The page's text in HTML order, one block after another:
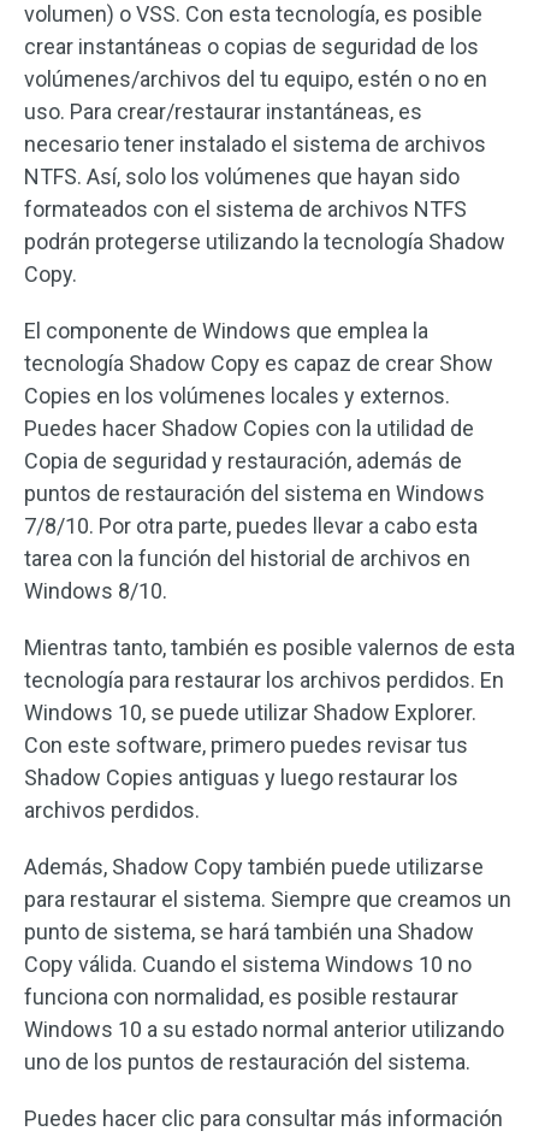
volumen) o VSS. Con esta tecnología, es posible
crear instantáneas o copias de seguridad de los
volúmenes/archivos del tu equipo, estén o no en
uso. Para crear/restaurar instantáneas, es
necesario tener instalado el sistema de archivos
NTFS. Así, solo los volúmenes que hayan sido
formateados con el sistema de archivos NTFS
podrán protegerse utilizando la tecnología Shadow
Copy.
El componente de Windows que emplea la
tecnología Shadow Copy es capaz de crear Show
Copies en los volúmenes locales y externos.
Puedes hacer Shadow Copies con la utilidad de
Copia de seguridad y restauración, además de
puntos de restauración del sistema en Windows
7/8/10. Por otra parte, puedes llevar a cabo esta
tarea con la función del historial de archivos en
Windows 8/10.
Mientras tanto, también es posible valernos de esta
tecnología para restaurar los archivos perdidos. En
Windows 10, se puede utilizar Shadow Explorer.
Con este software, primero puedes revisar tus
Shadow Copies antiguas y luego restaurar los
archivos perdidos.
Además, Shadow Copy también puede utilizarse
para restaurar el sistema. Siempre que creamos un
punto de sistema, se hará también una Shadow
Copy válida. Cuando el sistema Windows 10 no
funciona con normalidad, es posible restaurar
Windows 10 a su estado normal anterior utilizando
uno de los puntos de restauración del sistema.
Puedes hacer clic para consultar más información